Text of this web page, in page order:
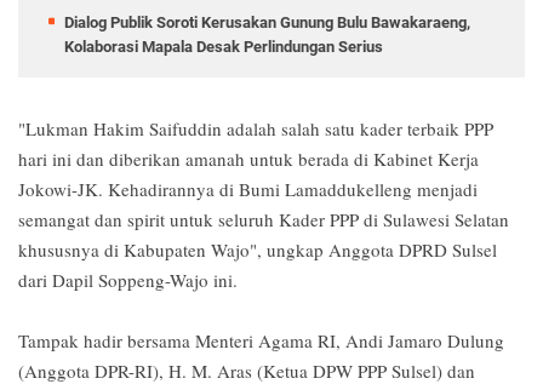
Dialog Publik Soroti Kerusakan Gunung Bulu Bawakaraeng,
Kolaborasi Mapala Desak Perlindungan Serius
"Lukman Hakim Saifuddin adalah salah satu kader terbaik PPP
hari ini dan diberikan amanah untuk berada di Kabinet Kerja
Jokowi-JK. Kehadirannya di Bumi Lamaddukelleng menjadi
semangat dan spirit untuk seluruh Kader PPP di Sulawesi Selatan
khususnya di Kabupaten Wajo", ungkap Anggota DPRD Sulsel
dari Dapil Soppeng-Wajo ini.
Tampak hadir bersama Menteri Agama RI, Andi Jamaro Dulung
(Anggota DPR-RI), H. M. Aras (Ketua DPW PPP Sulsel) dan